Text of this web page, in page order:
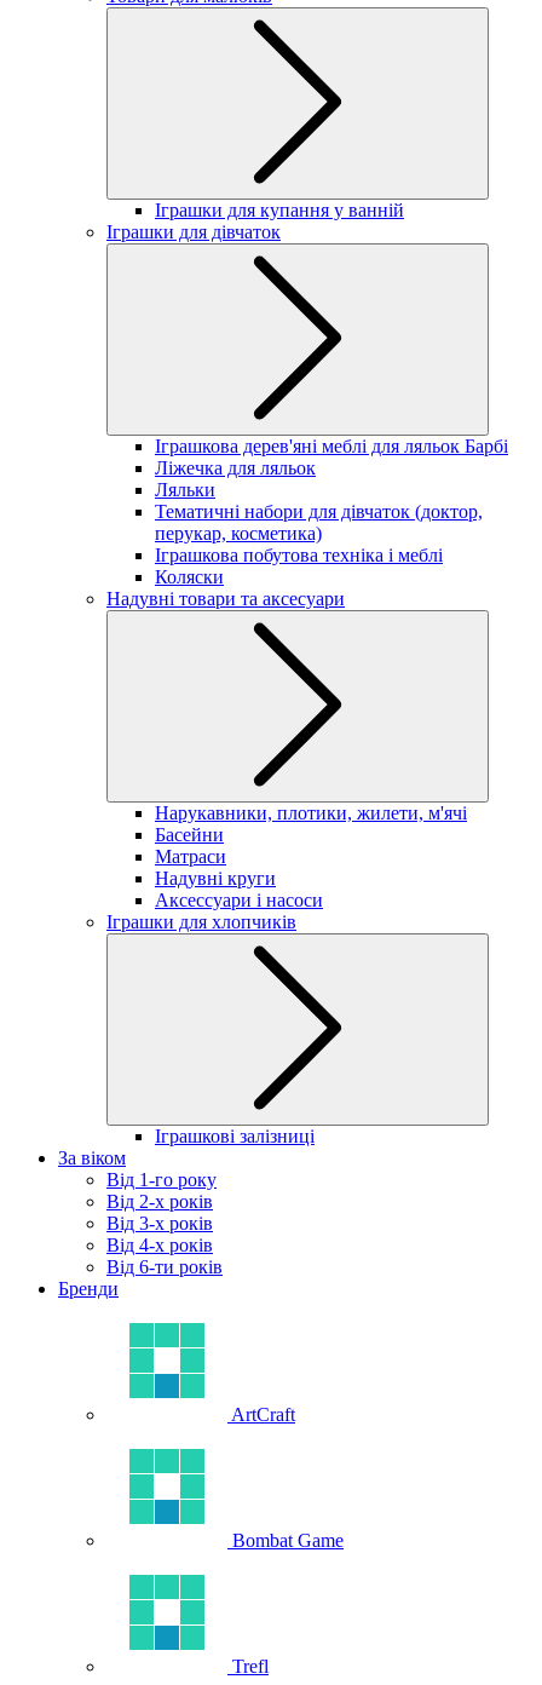
Іграшки для купання у ванній
Іграшки для дівчаток
Іграшкова дерев'яні меблі для ляльок Барбі
Ліжечка для ляльок
Ляльки
Тематичні набори для дівчаток (доктор,
перукар, косметика)
Іграшкова побутова техніка і меблі
Коляски
Надувні товари та аксесуари
Нарукавники, плотики, жилети, м'ячі
Басейни
Матраси
Надувні круги
Аксессуари і насоси
Іграшки для хлопчиків
Іграшкові залізниці
За віком
Від 1-го року
Від 2-х років
Від 3-х років
Від 4-х років
Від 6-ти років
Бренди
ArtCraft
Bombat Game
Trefl